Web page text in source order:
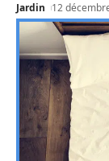
Jardin 12